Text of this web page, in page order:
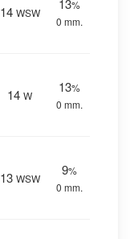
14 WSW
13%
0 mm.
14 W
13%
0 mm.
13 WSW
9%
0 mm.